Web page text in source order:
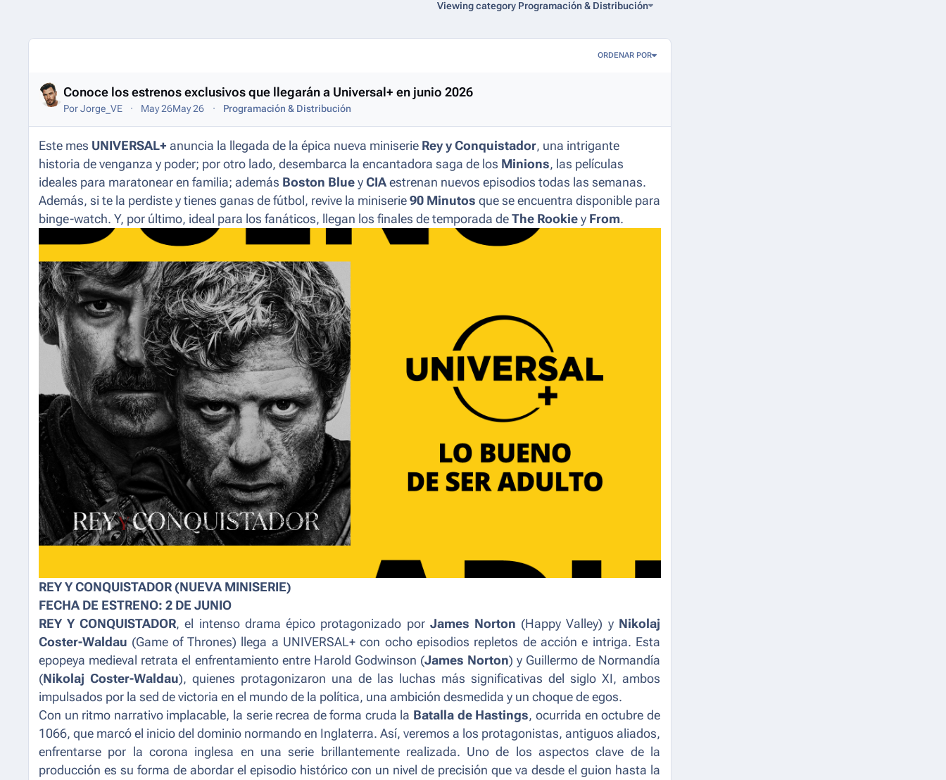
Viewing category Programación & Distribución
Entries in this blog
ORDENAR POR
Conoce los estrenos exclusivos que llegarán a Universal+ en junio 2026
PorJorge_VE May 26May 26 Programación & Distribución
Este mes UNIVERSAL+ anuncia la llegada de la épica nueva miniserie Rey y Conquistador, una intrigante
historia de venganza y poder; por otro lado, desembarca la encantadora saga de los Minions, las películas
ideales para maratonear en familia; además Boston Blue y CIA estrenan nuevos episodios todas las semanas.
Además, si te la perdiste y tienes ganas de fútbol, revive la miniserie 90 Minutos que se encuentra disponible para
binge-watch. Y, por último, ideal para los fanáticos, llegan los finales de temporada de The Rookie y From.
REY Y CONQUISTADOR (NUEVA MINISERIE)
FECHA DE ESTRENO: 2 DE JUNIO
REY Y CONQUISTADOR, el intenso drama épico protagonizado por James Norton (Happy Valley) y Nikolaj
Coster-Waldau (Game of Thrones) llega a UNIVERSAL+ con ocho episodios repletos de acción e intriga. Esta
epopeya medieval retrata el enfrentamiento entre Harold Godwinson (James Norton) y Guillermo de Normandía
(Nikolaj Coster-Waldau), quienes protagonizaron una de las luchas más significativas del siglo XI, ambos
impulsados por la sed de victoria en el mundo de la política, una ambición desmedida y un choque de egos.
Con un ritmo narrativo implacable, la serie recrea de forma cruda la Batalla de Hastings, ocurrida en octubre de
1066, que marcó el inicio del dominio normando en Inglaterra. Así, veremos a los protagonistas, antiguos aliados,
enfrentarse por la corona inglesa en una serie brillantemente realizada. Uno de los aspectos clave de la
producción es su forma de abordar el episodio histórico con un nivel de precisión que va desde el guion hasta la